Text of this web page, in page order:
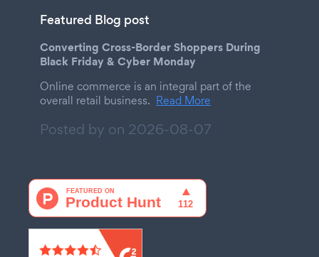
Featured Blog post
Converting Cross-Border Shoppers During
Black Friday & Cyber Monday
Online commerce is an integral part of the
overall retail business. Read More
Posted by on 2026-08-07